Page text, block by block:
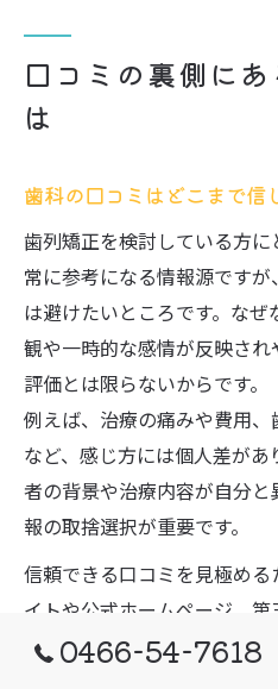
口コミの裏側に
は
歯科の口コミはどこまで信
歯列矯正を検討している方
常に参考になる情報源です
は避けたいところです。な
観や一時的な感情が反映さ
評価とは限らないからです。
例えば、治療の痛みや費用
など、感じ方には個人差が
者の背景や治療内容が自分
報の取捨選択が重要です。
信頼できる口コミを見極める
イトや公式ホームページ、
ざまな情報源を併用しまし
コミ ランキング」や「評判
0466-54-7618